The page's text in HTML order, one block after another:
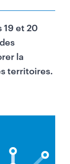
19 et 20
la
territoires.